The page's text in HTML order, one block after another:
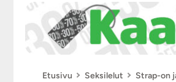
Etusivu Seksilelut Strap-on